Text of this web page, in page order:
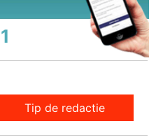
Tip de redactie